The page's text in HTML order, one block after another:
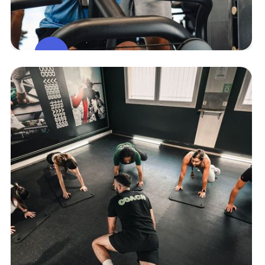
Espace
Muscu